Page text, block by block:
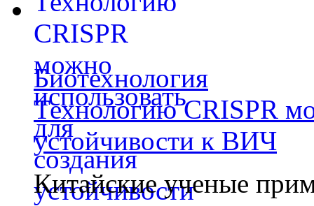
Биотехнология
Технологию CRISPR
устойчивости к ВИЧ
Китайские ученые